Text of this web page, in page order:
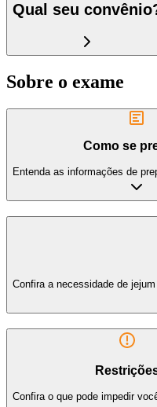
Qual seu
Sobre o exame
Como se
Entenda as informações de
Confira a necessidade de
Confira o que pode impedir